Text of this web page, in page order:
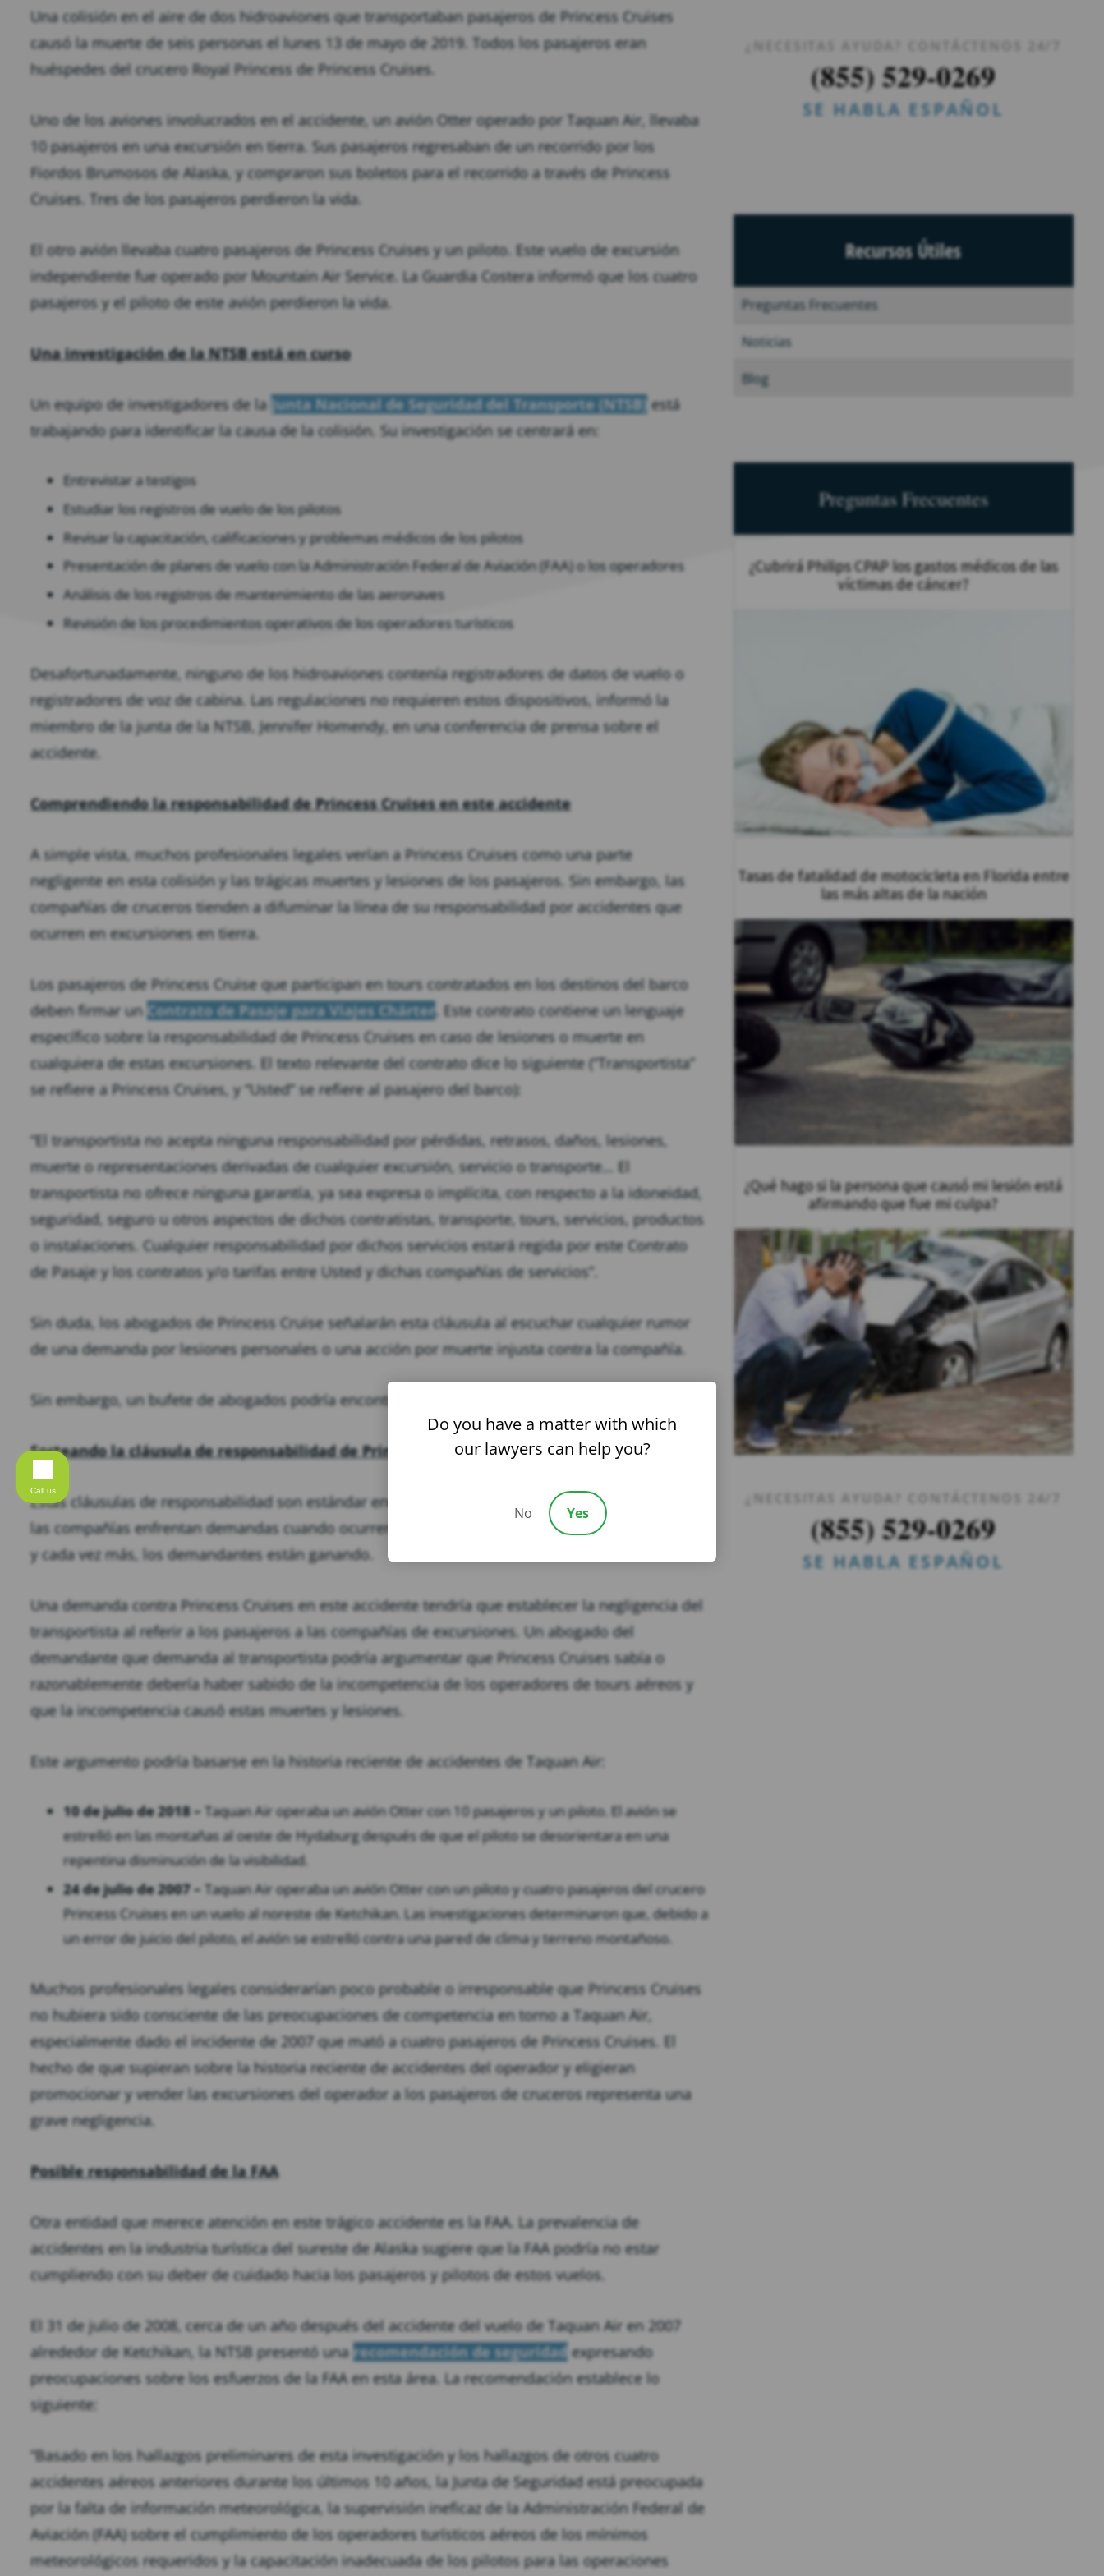
Una colisión en el aire de dos hidroaviones que transportaban pasajeros de Princess Cruises
causó la muerte de seis personas el lunes 13 de mayo de 2019. Todos los pasajeros eran
huéspedes del crucero Royal Princess de Princess Cruises.
Uno de los aviones involucrados en el accidente, un avión Otter operado por Taquan Air, llevaba
10 pasajeros en una excursión en tierra. Sus pasajeros regresaban de un recorrido por los
Fiordos Brumosos de Alaska, y compraron sus boletos para el recorrido a través de Princess
Cruises. Tres de los pasajeros perdieron la vida.
El otro avión llevaba cuatro pasajeros de Princess Cruises y un piloto. Este vuelo de excursión
independiente fue operado por Mountain Air Service. La Guardia Costera informó que los cuatro
pasajeros y el piloto de este avión perdieron la vida.
Una investigación de la NTSB está en curso
Un equipo de investigadores de la Junta Nacional de Seguridad del Transporte (NTSB) está
trabajando para identificar la causa de la colisión. Su investigación se centrará en:
Entrevistar a testigos
Estudiar los registros de vuelo de los pilotos
Revisar la capacitación, calificaciones y problemas médicos de los pilotos
Presentación de planes de vuelo con la Administración Federal de Aviación (FAA) o los operadores
Análisis de los registros de mantenimiento de las aeronaves
Revisión de los procedimientos operativos de los operadores turísticos
Desafortunadamente, ninguno de los hidroaviones contenía registradores de datos de vuelo o
registradores de voz de cabina. Las regulaciones no requieren estos dispositivos, informó la
miembro de la junta de la NTSB, Jennifer Homendy, en una conferencia de prensa sobre el
accidente.
Comprendiendo la responsabilidad de Princess Cruises en este accidente
A simple vista, muchos profesionales legales verían a Princess Cruises como una parte
negligente en esta colisión y las trágicas muertes y lesiones de los pasajeros. Sin embargo, las
compañías de cruceros tienden a difuminar la línea de su responsabilidad por accidentes que
ocurren en excursiones en tierra.
Los pasajeros de Princess Cruise que participan en tours contratados en los destinos del barco
deben firmar un Contrato de Pasaje para Viajes Chárter. Este contrato contiene un lenguaje
específico sobre la responsabilidad de Princess Cruises en caso de lesiones o muerte en
cualquiera de estas excursiones. El texto relevante del contrato dice lo siguiente (“Transportista”
se refiere a Princess Cruises, y “Usted” se refiere al pasajero del barco):
“El transportista no acepta ninguna responsabilidad por pérdidas, retrasos, daños, lesiones,
muerte o representaciones derivadas de cualquier excursión, servicio o transporte… El
transportista no ofrece ninguna garantía, ya sea expresa o implícita, con respecto a la idoneidad,
seguridad, seguro u otros aspectos de dichos contratistas, transporte, tours, servicios, productos
o instalaciones. Cualquier responsabilidad por dichos servicios estará regida por este Contrato
de Pasaje y los contratos y/o tarifas entre Usted y dichas compañías de servicios”.
Sin duda, los abogados de Princess Cruise señalarán esta cláusula al escuchar cualquier rumor
de una demanda por lesiones personales o una acción por muerte injusta contra la compañía.
Sin embargo, un bufete de abogados podría encontrar la manera de sortear esta letra pequeña.
Sorteando la cláusula de responsabilidad de Princess Cruises
Estas cláusulas de responsabilidad son estándar entre las compañías de cruceros. Sin embargo,
las compañías enfrentan demandas cuando ocurren lesiones o muertes en excursiones en tierra,
y cada vez más, los demandantes están ganando.
Una demanda contra Princess Cruises en este accidente tendría que establecer la negligencia del
transportista al referir a los pasajeros a las compañías de excursiones. Un abogado del
demandante que demanda al transportista podría argumentar que Princess Cruises sabía o
razonablemente debería haber sabido de la incompetencia de los operadores de tours aéreos y
que la incompetencia causó estas muertes y lesiones.
Este argumento podría basarse en la historia reciente de accidentes de Taquan Air:
10 de julio de 2018 – Taquan Air operaba un avión Otter con 10 pasajeros y un piloto. El avión se
estrelló en las montañas al oeste de Hydaburg después de que el piloto se desorientara en una
repentina disminución de la visibilidad.
24 de julio de 2007 – Taquan Air operaba un avión Otter con un piloto y cuatro pasajeros del crucero
Princess Cruises en un vuelo al noreste de Ketchikan. Las investigaciones determinaron que, debido a
un error de juicio del piloto, el avión se estrelló contra una pared de clima y terreno montañoso.
Muchos profesionales legales considerarían poco probable o irresponsable que Princess Cruises
no hubiera sido consciente de las preocupaciones de competencia en torno a Taquan Air,
especialmente dado el incidente de 2007 que mató a cuatro pasajeros de Princess Cruises. El
hecho de que supieran sobre la historia reciente de accidentes del operador y eligieran
promocionar y vender las excursiones del operador a los pasajeros de cruceros representa una
grave negligencia.
Posible responsabilidad de la FAA
Otra entidad que merece atención en este trágico accidente es la FAA. La prevalencia de
accidentes en la industria turística del sureste de Alaska sugiere que la FAA podría no estar
cumpliendo con su deber de cuidado hacia los pasajeros y pilotos de estos vuelos.
El 31 de julio de 2008, cerca de un año después del accidente del vuelo de Taquan Air en 2007
alrededor de Ketchikan, la NTSB presentó una recomendación de seguridad expresando
preocupaciones sobre los esfuerzos de la FAA en esta área. La recomendación establece lo
siguiente:
“Basado en los hallazgos preliminares de esta investigación y los hallazgos de otros cuatro
accidentes aéreos anteriores durante los últimos 10 años, la Junta de Seguridad está preocupada
por la falta de información meteorológica, la supervisión ineficaz de la Administración Federal de
Aviación (FAA) sobre el cumplimiento de los operadores turísticos aéreos de los mínimos
meteorológicos requeridos y la capacitación inadecuada de los pilotos para las operaciones
(855) 529-0269
SE HABLA ESPAÑOL
Recursos Útiles
Preguntas Frecuentes
Noticias
Blog
Preguntas Frecuentes
¿Cubrirá Philips CPAP los gastos médicos de las
víctimas de cáncer?
Tasas de fatalidad de motocicleta en Florida entre
las más altas de la nación
¿Qué hago si la persona que causó mi lesión está
afirmando que fue mi culpa?
¿NECESITAS AYUDA? CONTÁCTENOS 24/7
(855) 529-0269
SE HABLA ESPAÑOL
Call us
Do you have a matter with which
our lawyers can help you?
No Yes